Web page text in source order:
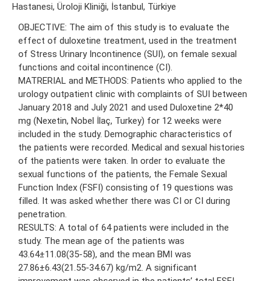
Hastanesi, Üroloji Kliniği, İstanbul, Türkiye
OBJECTIVE: The aim of this study is to evaluate the
effect of duloxetine treatment, used in the treatment
of Stress Urinary Incontinence (SUI), on female sexual
functions and coital incontinence (CI).
MATRERIAL and METHODS: Patients who applied to the
urology outpatient clinic with complaints of SUI between
January 2018 and July 2021 and used Duloxetine 2*40
mg (Nexetin, Nobel İlaç, Turkey) for 12 weeks were
included in the study. Demographic characteristics of
the patients were recorded. Medical and sexual histories
of the patients were taken. In order to evaluate the
sexual functions of the patients, the Female Sexual
Function Index (FSFI) consisting of 19 questions was
filled. It was asked whether there was CI or CI during
penetration.
RESULTS: A total of 64 patients were included in the
study. The mean age of the patients was
43.64±11.08(35-58), and the mean BMI was
27.86±6.43(21.55-34.67) kg/m2. A significant